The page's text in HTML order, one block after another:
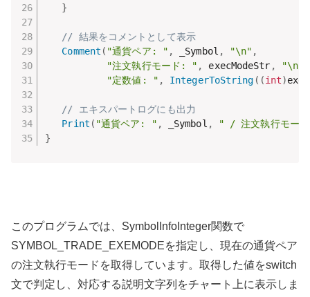
}
// 結果をコメントとして表示
Comment ( "通貨ペア: " , _Symbol , "\n" ,
"注文執行モード: " , execModeStr , "\n"
"定数値: " , IntegerToString ( (int)
// エキスパートログにも出力
Print ( "通貨ペア: " , _Symbol ,
" / 注文執行モー
}
このプログラムでは、SymbolInfoInteger関数で
SYMBOL_TRADE_EXEMODEを指定し、現在の通貨ペア
の注文執行モードを取得しています。取得した値をswitch
文で判定し、対応する説明文字列をチャート上に表示しま